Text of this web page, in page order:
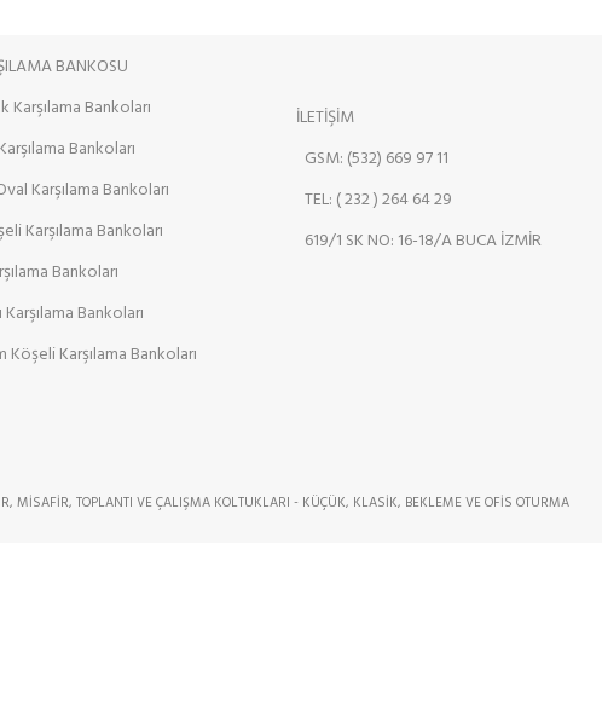
BANKOSU
Karşılama Bankoları
Bankoları
Karşılama Bankoları
Karşılama Bankoları
Bankoları
Karşılama Bankoları
Köşeli Karşılama Bankoları
İLETİŞİM
GSM: (532) 669 97 11
TEL: ( 232 ) 264 64 29
619/1 SK NO: 16-18/A BUCA İZMİR
TOPLANTI VE ÇALIŞMA KOLTUKLARI - KÜÇÜK, KLASİK, BEKLEME VE OFİS OTURMA